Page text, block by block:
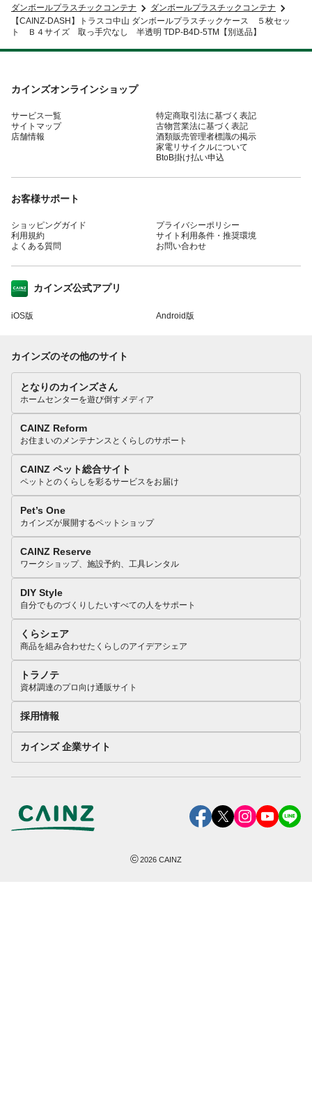
ダンボールプラスチックコンテナ
ダンボールプラスチックコンテナ
【CAINZ-DASH】トラスコ中山 ダンボールプラスチックケース ５枚セッ
ト Ｂ４サイズ 取っ手穴なし 半透明 TDP-B4D-5TM【別送品】
カインズオンラインショップ
サービス一覧
サイトマップ
店舗情報
特定商取引法に基づく表記
古物営業法に基づく表記
酒類販売管理者標識の掲示
家電リサイクルについて
BtoB掛け払い申込
お客様サポート
ショッピングガイド
利用規約
よくある質問
プライバシーポリシー
サイト利用条件・推奨環境
お問い合わせ
カインズ公式アプリ
iOS版 Android版
カインズのその他のサイト
となりのカインズさん
ホームセンターを遊び倒すメディア
CAINZ Reform
お住まいのメンテナンスとくらしのサポート
CAINZ ペット総合サイト
ペットとのくらしを彩るサービスをお届け
Pet’s One
カインズが展開するペットショップ
CAINZ Reserve
ワークショップ、施設予約、工具レンタル
DIY Style
自分でものづくりしたいすべての人をサポート
くらシェア
商品を組み合わせたくらしのアイデアシェア
トラノテ
資材調達のプロ向け通販サイト
採用情報
カインズ 企業サイト
©2026 CAINZ